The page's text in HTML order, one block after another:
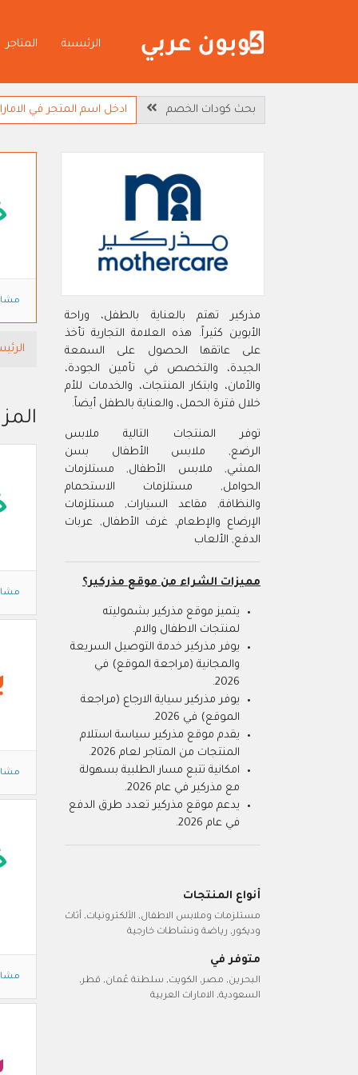
الرئيسية المتاجر
بحث كودات الخصم
مذركير تهتم بالعناية بالطفل، وراحة
الأبوين كثيراً. هذه العلامة التجارية تأخذ
على عاتقها الحصول على السمعة
الجيدة، والتخصص في تأمين الجودة،
والأمان، وابتكار المنتجات، والخدمات للأم
خلال فترة الحمل، والعناية بالطفل أيضاً.
توفر المنتجات التالية ملابس
الرضع, ملابس الأطفال بسن
المشي, ملابس الأطفال, مستلزمات
الحوامل, مستلزمات الاستحمام
والنظافة, مقاعد السيارات, مستلزمات
الإرضاع والإطعام, غرف الأطفال, عربات
الدفع, الألعاب
مميزات الشراء من موقع مذركير؟
يتميز موقع مذركير بشموليته
لمنتجات الاطفال والام.
يوفر مذركير خدمة التوصيل السريعة
والمجانية (مراجعة الموقع) في
2026.
يوفر مذركير سياية الارجاع (مراجعة
الموقع) في 2026.
يقدم موقع مذركير سياسة استلام
المنتجات من المتاجر لعام 2026.
امكانية تتبع مسار الطلبية بسهولة
مع مذركير في عام 2026.
يدعم موقع مذركير تعدد طرق الدفع
في عام 2026.
أنواع المنتجات
مستلزمات وملابس الاطفال, الألكترونيات, أثاث
وديكور, رياضة ونشاطات خارجية
متوفر في
البحرين, مصر, الكويت, سلطنة عُمان, قطر,
السعودية, الامارات العربية